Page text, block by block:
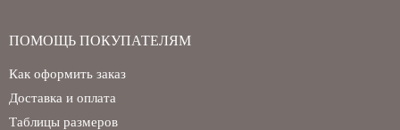
ПОМОЩЬ ПОКУПАТЕЛЯМ
Как оформить заказ
Доставка и оплата
Таблицы размеров